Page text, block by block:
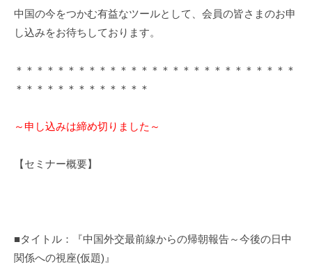
中国の今をつかむ有益なツールとして、会員の皆さまのお申
し込みをお待ちしております。
＊＊＊＊＊＊＊＊＊＊＊＊＊＊＊＊＊＊＊＊＊＊＊＊＊＊＊
＊＊＊＊＊＊＊＊＊＊＊＊＊
～申し込みは締め切りました～
【セミナー概要】
■タイトル：『中国外交最前線からの帰朝報告～今後の日中
関係への視座(仮題)』